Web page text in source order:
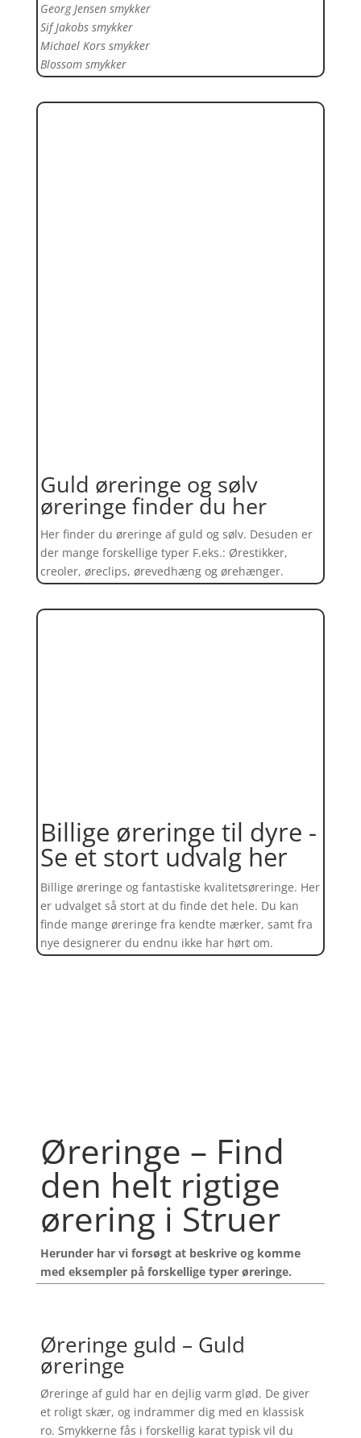
Georg Jensen smykker
Sif Jakobs smykker
Michael Kors smykker
Blossom smykker
Guld øreringe og sølv
øreringe finder du her
Her finder du øreringe af guld og sølv. Desuden er
der mange forskellige typer F.eks.: Ørestikker,
creoler, øreclips, ørevedhæng og ørehænger.
Billige øreringe til dyre -
Se et stort udvalg her
Billige øreringe og fantastiske kvalitetsøreringe. Her
er udvalget så stort at du finde det hele. Du kan
finde mange øreringe fra kendte mærker, samt fra
nye designerer du endnu ikke har hørt om.
Øreringe – Find
den helt rigtige
ørering i Struer
Herunder har vi forsøgt at beskrive og komme
med eksempler på forskellige typer øreringe.
Øreringe guld – Guld
øreringe
Øreringe af guld har en dejlig varm glød. De giver
et roligt skær, og indrammer dig med en klassisk
ro. Smykkerne fås i forskellig karat typisk vil du